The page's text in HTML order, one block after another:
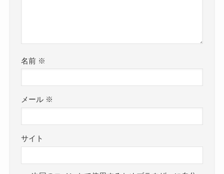
名前 ※
メール ※
サイト